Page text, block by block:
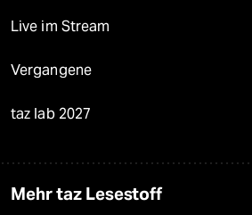
Live im Stream
Vergangene
taz lab 2027
Mehr taz Lesestoff